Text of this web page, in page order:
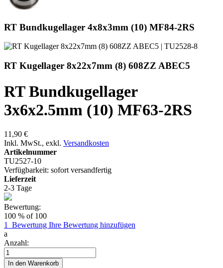
RT Bundkugellager 4x8x3mm (10) MF84-2RS
RT Kugellager 8x22x7mm (8) 608ZZ ABEC5
RT Bundkugellager
3x6x2.5mm (10) MF63-2RS
11,90 €
Inkl. MwSt., exkl. Versandkosten
Artikelnummer
TU2527-10
Verfügbarkeit: sofort versandfertig
Lieferzeit
2-3 Tage
Bewertung:
100 % of 100
1
Bewertung Ihre Bewertung hinzufügen
a
Anzahl:
In den Warenkorb